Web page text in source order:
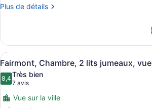
la
ville
Fairmont,
très
grand
lit,
vue
sur
la
Plus de détails
Plus
Fairmont,
Chambre,
1
grand
vue
Afficher
toutes
les
photos
pour
Une
4
Fairmont, Chambre, 2 lits jumeaux,
8,48,4 sur 10
Très bien
7 avis
(7 avis)
Vue sur la ville